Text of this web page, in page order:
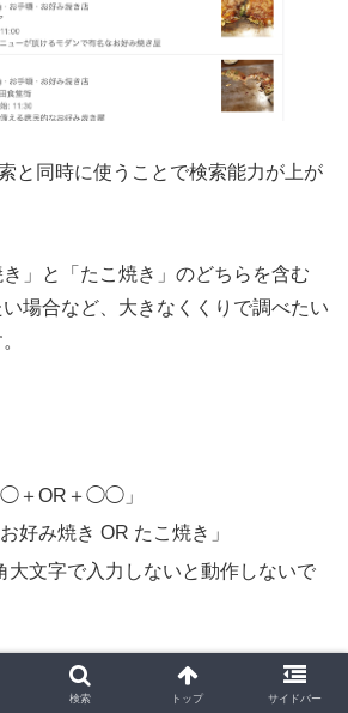
と同時に使うことで検索能力が上が
」と「たこ焼き」のどちらを含む
い場合など、大きなくくりで調べたい
＋OR＋◯◯」
好み焼き OR たこ焼き」
文字で入力しないと動作しないで
知りたい情報をピンポイ
検索 トップ サイドバー